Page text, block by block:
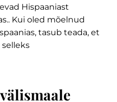
Hispaaniast
Kui oled mõelnud
tasub teada, et